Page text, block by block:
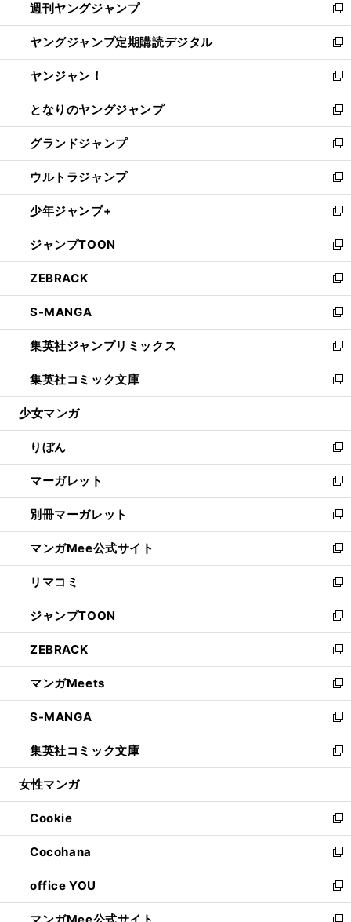
く
で
開
く
ド
ウ
で
開
く
ィ
ン
ド
ウ
で
開
く
週刊ヤングジャンプ
新
し
い
ウ
ィ
ン
ド
ウ
で
開
く
ヤングジャンプ定期購読デジタル
新
し
い
ウ
ィ
ン
ド
ウ
で
開
く
ヤンジャン！
新
し
い
ウ
ィ
ン
ド
ウ
で
開
く
となりのヤングジャンプ
新
し
い
ウ
ィ
ン
ド
ウ
で
開
く
グランドジャンプ
新
し
い
ウ
ィ
ン
ド
ウ
で
開
く
ウルトラジャンプ
新
し
い
ウ
ィ
ン
ド
ウ
で
開
く
少年ジャンプ+
新
し
い
ウ
ィ
ン
ド
ウ
で
開
く
ジャンプTOON
新
し
い
ウ
ィ
ン
ド
ウ
で
開
ZEBRACK
新
し
い
ウ
ィ
ン
ド
ウ
開
く
S-MANGA
新
し
い
ウ
ィ
ン
ウ
で
開
く
集英社ジャンプリミックス
新
し
い
ウ
ン
ド
ウ
で
開
く
集英社コミック文庫
新
し
ウ
ィ
ン
ド
ウ
で
開
く
少女マンガ
りぼん
新
し
い
ウ
ィ
ン
ド
ウ
で
開
く
マーガレット
新
し
い
ウ
ィ
ン
ド
ウ
で
開
く
別冊マーガレット
新
し
い
ウ
ィ
ン
ド
ウ
で
開
く
マンガMee公式サイト
新
し
い
ウ
ィ
ン
ド
ウ
で
開
く
リマコミ
新
し
い
ウ
ィ
ン
ド
ウ
で
開
く
ジャンプTOON
新
し
い
ウ
ィ
ン
ド
ウ
で
開
ZEBRACK
新
し
い
ウ
ィ
ン
ド
ウ
開
く
マンガMeets
新
し
い
ウ
ィ
ン
ウ
で
開
く
S-MANGA
新
し
い
ウ
ン
ド
ウ
で
開
く
集英社コミック文庫
新
し
ウ
ィ
ン
ド
ウ
で
開
く
女性マンガ
Cookie
新
し
い
ウ
ィ
ン
Cocohana
新
し
い
ウ
office YOU
新
し